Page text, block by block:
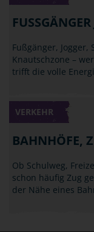
Fußgänger,
Knautschzone –
trifft die volle
VERKEHR
BAHNHÖFE,
Ob Schulweg,
schon häufig Zug
der Nähe eines